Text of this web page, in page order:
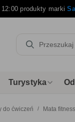
12:00 produkty marki
Turystyka
do ćwiczeń Mata